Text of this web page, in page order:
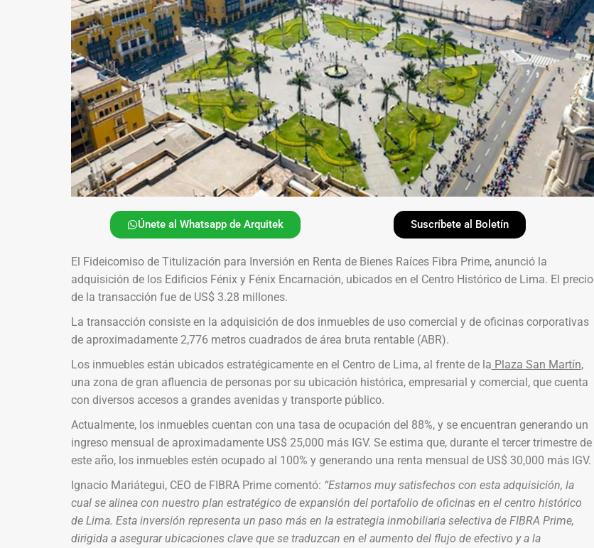
Únete al Whatsapp de Arquitek Suscríbete al Boletín
El Fideicomiso de Titulización para Inversión en Renta de Bienes Raíces Fibra Prime, anunció la
adquisición de los Edificios Fénix y Fénix Encarnación, ubicados en el Centro Histórico de Lima. El precio
de la transacción fue de US$ 3.28 millones.
La transacción consiste en la adquisición de dos inmuebles de uso comercial y de oficinas corporativas
de aproximadamente 2,776 metros cuadrados de área bruta rentable (ABR).
Los inmuebles están ubicados estratégicamente en el Centro de Lima, al frente de la Plaza San Martín,
una zona de gran afluencia de personas por su ubicación histórica, empresarial y comercial, que cuenta
con diversos accesos a grandes avenidas y transporte público.
Actualmente, los inmuebles cuentan con una tasa de ocupación del 88%, y se encuentran generando un
ingreso mensual de aproximadamente US$ 25,000 más IGV. Se estima que, durante el tercer trimestre de
este año, los inmuebles estén ocupado al 100% y generando una renta mensual de US$ 30,000 más IGV.
Ignacio Mariátegui, CEO de FIBRA Prime comentó: “Estamos muy satisfechos con esta adquisición, la
cual se alinea con nuestro plan estratégico de expansión del portafolio de oficinas en el centro histórico
de Lima. Esta inversión representa un paso más en la estrategia inmobiliaria selectiva de FIBRA Prime,
dirigida a asegurar ubicaciones clave que se traduzcan en el aumento del flujo de efectivo y a la